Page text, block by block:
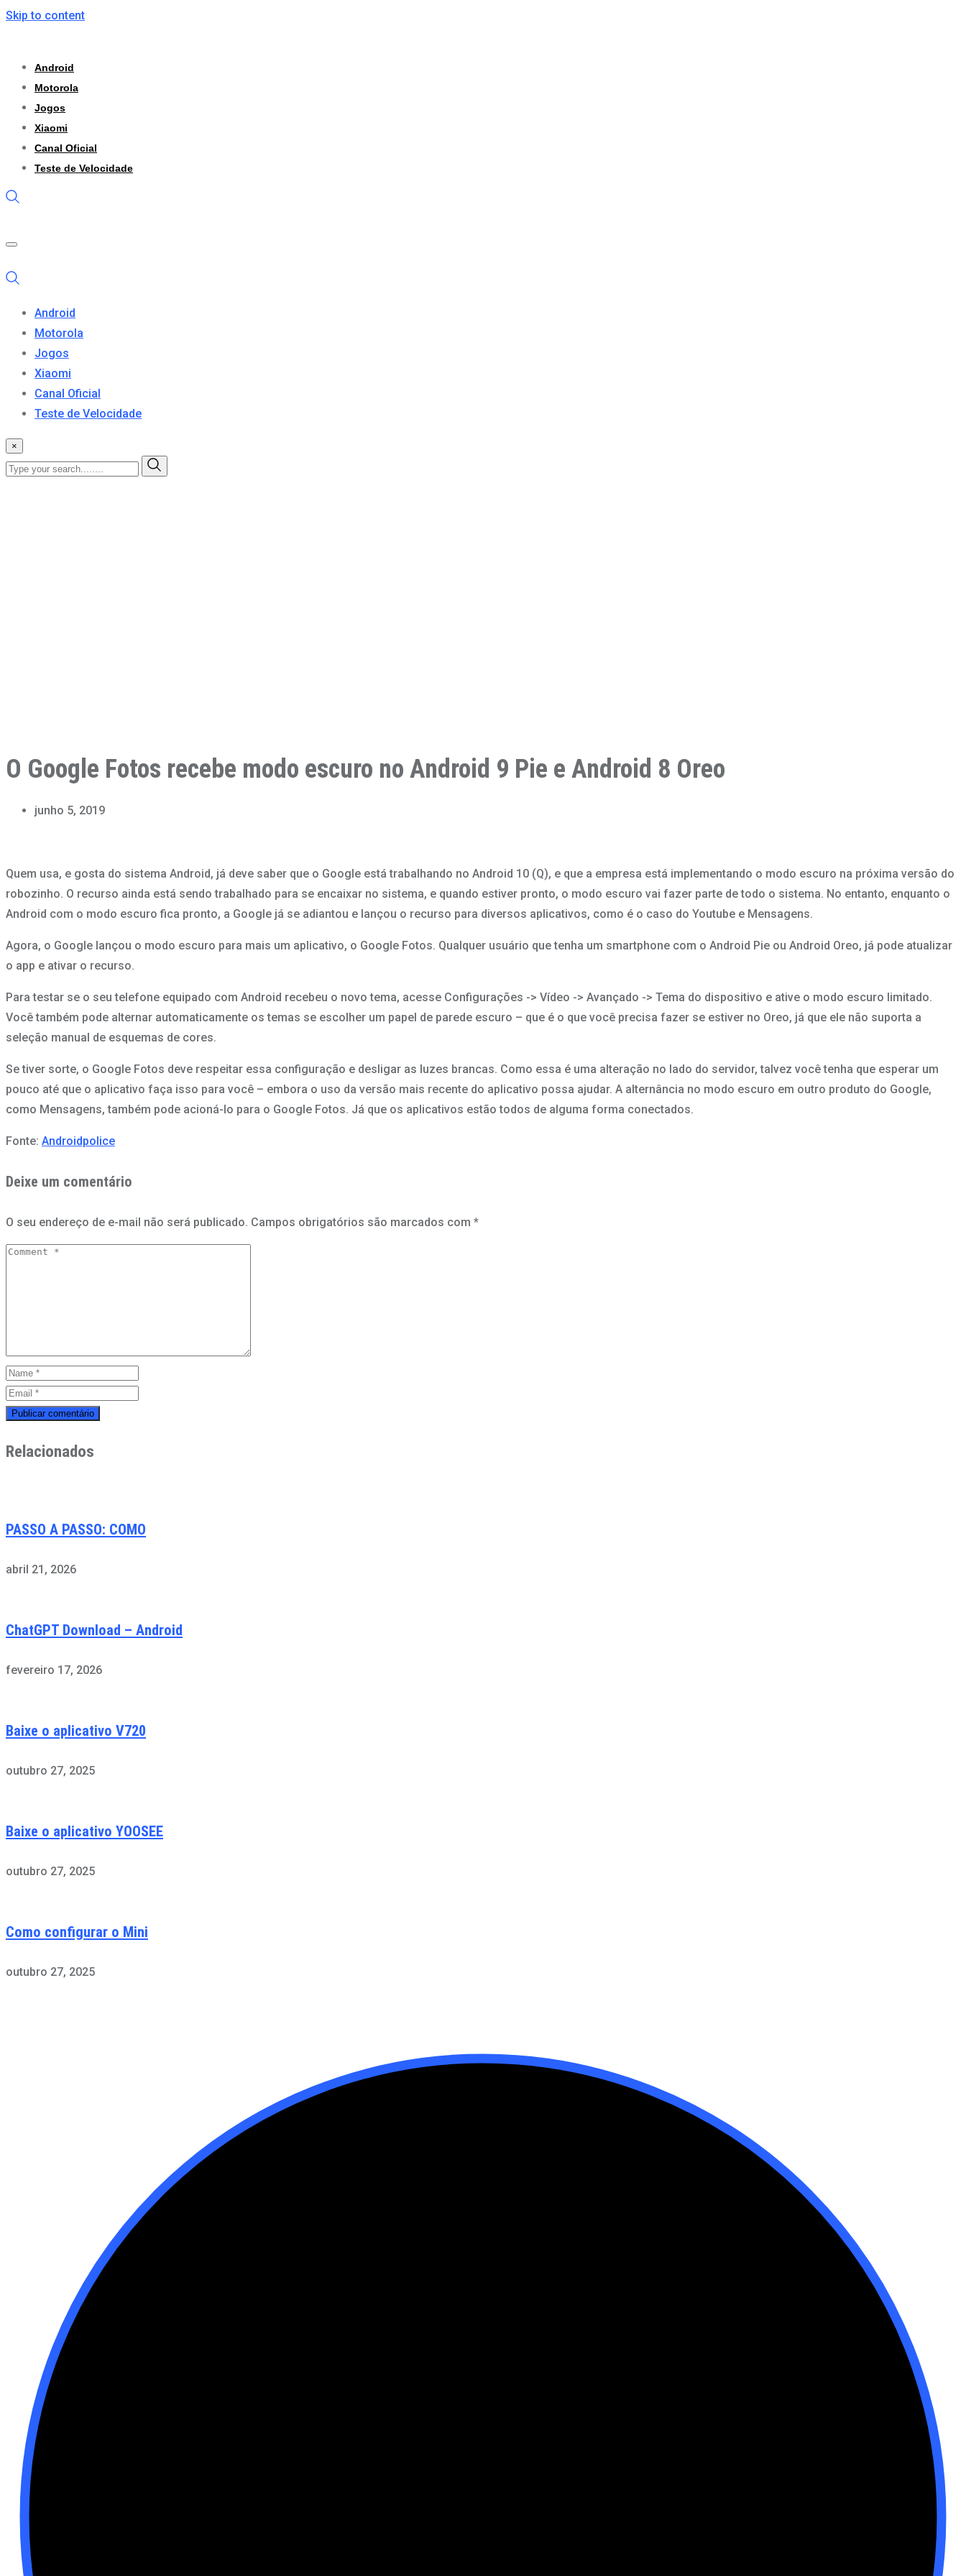
Skip to content
Android
Motorola
Jogos
Xiaomi
Canal Oficial
Teste de Velocidade
Android
Motorola
Jogos
Xiaomi
Canal Oficial
Teste de Velocidade
×
O Google Fotos recebe modo escuro no Android 9 Pie e Android 8 Oreo
junho 5, 2019
Quem usa, e gosta do sistema Android, já deve saber que o Google está trabalhando no Android 10 (Q), e que a empresa está implementando o modo escuro na próxima versão do
robozinho. O recurso ainda está sendo trabalhado para se encaixar no sistema, e quando estiver pronto, o modo escuro vai fazer parte de todo o sistema. No entanto, enquanto o
Android com o modo escuro fica pronto, a Google já se adiantou e lançou o recurso para diversos aplicativos, como é o caso do Youtube e Mensagens.
Agora, o Google lançou o modo escuro para mais um aplicativo, o Google Fotos. Qualquer usuário que tenha um smartphone com o Android Pie ou Android Oreo, já pode atualizar
o app e ativar o recurso.
Para testar se o seu telefone equipado com Android recebeu o novo tema, acesse Configurações -> Vídeo -> Avançado -> Tema do dispositivo e ative o modo escuro limitado.
Você também pode alternar automaticamente os temas se escolher um papel de parede escuro – que é o que você precisa fazer se estiver no Oreo, já que ele não suporta a
seleção manual de esquemas de cores.
Se tiver sorte, o Google Fotos deve respeitar essa configuração e desligar as luzes brancas. Como essa é uma alteração no lado do servidor, talvez você tenha que esperar um
pouco até que o aplicativo faça isso para você – embora o uso da versão mais recente do aplicativo possa ajudar. A alternância no modo escuro em outro produto do Google,
como Mensagens, também pode acioná-lo para o Google Fotos. Já que os aplicativos estão todos de alguma forma conectados.
Fonte: Androidpolice
Deixe um comentário
O seu endereço de e-mail não será publicado. Campos obrigatórios são marcados com *
Relacionados
PASSO A PASSO: COMO
abril 21, 2026
ChatGPT Download – Android
fevereiro 17, 2026
Baixe o aplicativo V720
outubro 27, 2025
Baixe o aplicativo YOOSEE
outubro 27, 2025
Como configurar o Mini
outubro 27, 2025